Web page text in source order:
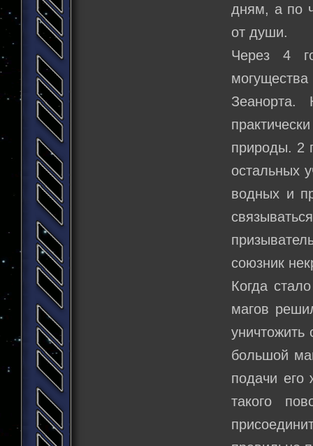
дням, а по
от души.
Через 4
природы. 2
остальных
водных и
союзник
Когда
магов
большой
подачи его
такого